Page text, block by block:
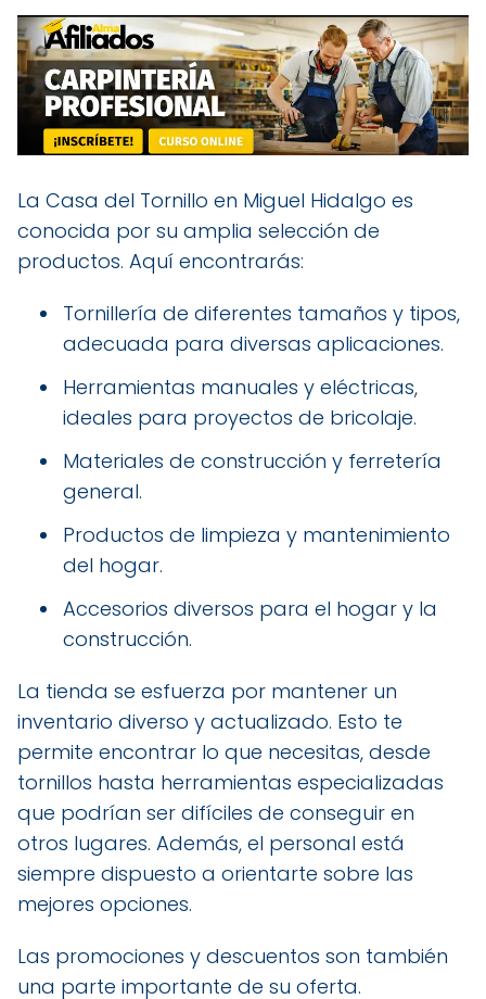
La Casa del Tornillo en Miguel Hidalgo es
conocida por su amplia selección de
productos. Aquí encontrarás:
Tornillería de diferentes tamaños y tipos,
adecuada para diversas aplicaciones.
Herramientas manuales y eléctricas,
ideales para proyectos de bricolaje.
Materiales de construcción y ferretería
general.
Productos de limpieza y mantenimiento
del hogar.
Accesorios diversos para el hogar y la
construcción.
La tienda se esfuerza por mantener un
inventario diverso y actualizado. Esto te
permite encontrar lo que necesitas, desde
tornillos hasta herramientas especializadas
que podrían ser difíciles de conseguir en
otros lugares. Además, el personal está
siempre dispuesto a orientarte sobre las
mejores opciones.
Las promociones y descuentos son también
una parte importante de su oferta.